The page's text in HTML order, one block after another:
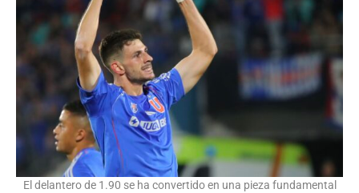
El delantero de 1.90 se ha convertido en una pieza fundamental